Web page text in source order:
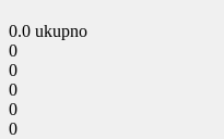
0.0 ukupno
0
0
0
0
0